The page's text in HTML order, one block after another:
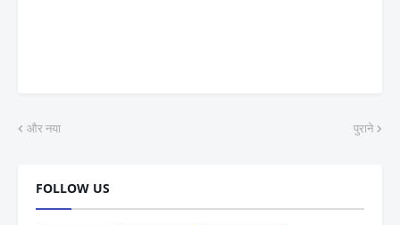
और नया पुराने
FOLLOW US